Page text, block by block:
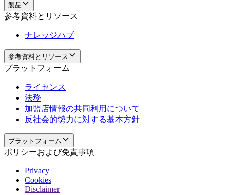
製品
参考資料とリソース
ナレッジハブ
参考資料とリソース
プラットフォーム
ライセンス
法務
加盟店情報の共同利用について
反社会的勢力に対する基本方針
プラットフォーム
ポリシーおよび免責事項
Privacy
Cookies
Disclaimer